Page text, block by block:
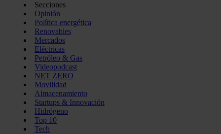
Secciones
Opinión
Política energética
Renovables
Mercados
Eléctricas
Petróleo & Gas
Videopodcast
NET ZERO
Movilidad
Almacenamiento
Startups & Innovación
Hidrógeno
Top 10
Tech